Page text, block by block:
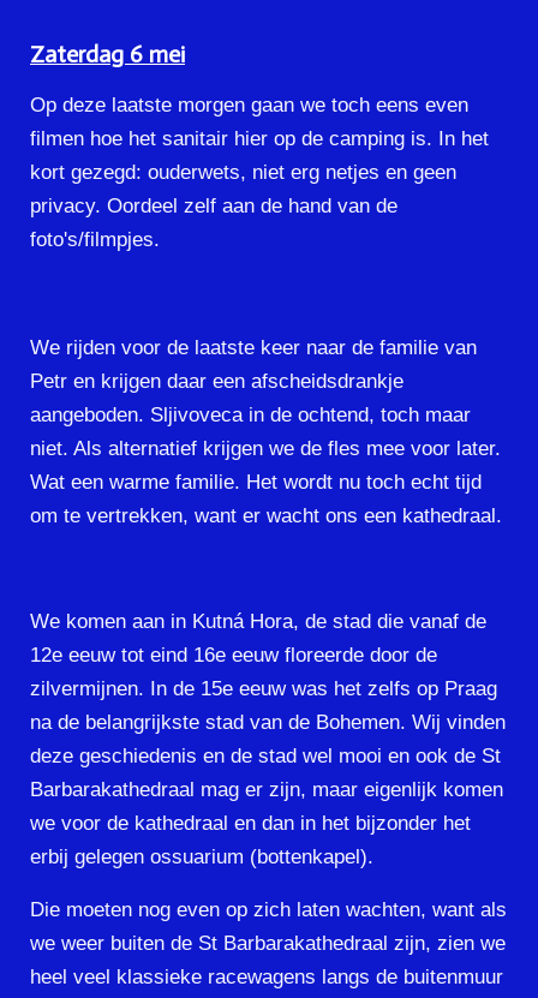
Zaterdag 6 mei
Op deze laatste morgen gaan we toch eens even
filmen hoe het sanitair hier op de camping is. In het
kort gezegd: ouderwets, niet erg netjes en geen
privacy. Oordeel zelf aan de hand van de
foto's/filmpjes.
We rijden voor de laatste keer naar de familie van
Petr en krijgen daar een afscheidsdrankje
aangeboden. Sljivoveca in de ochtend, toch maar
niet. Als alternatief krijgen we de fles mee voor later.
Wat een warme familie. Het wordt nu toch echt tijd
om te vertrekken, want er wacht ons een kathedraal.
We komen aan in Kutná Hora, de stad die vanaf de
12e eeuw tot eind 16e eeuw floreerde door de
zilvermijnen. In de 15e eeuw was het zelfs op Praag
na de belangrijkste stad van de Bohemen. Wij vinden
deze geschiedenis en de stad wel mooi en ook de St
Barbarakathedraal mag er zijn, maar eigenlijk komen
we voor de kathedraal en dan in het bijzonder het
erbij gelegen ossuarium (bottenkapel).
Die moeten nog even op zich laten wachten, want als
we weer buiten de St Barbarakathedraal zijn, zien we
heel veel klassieke racewagens langs de buitenmuur